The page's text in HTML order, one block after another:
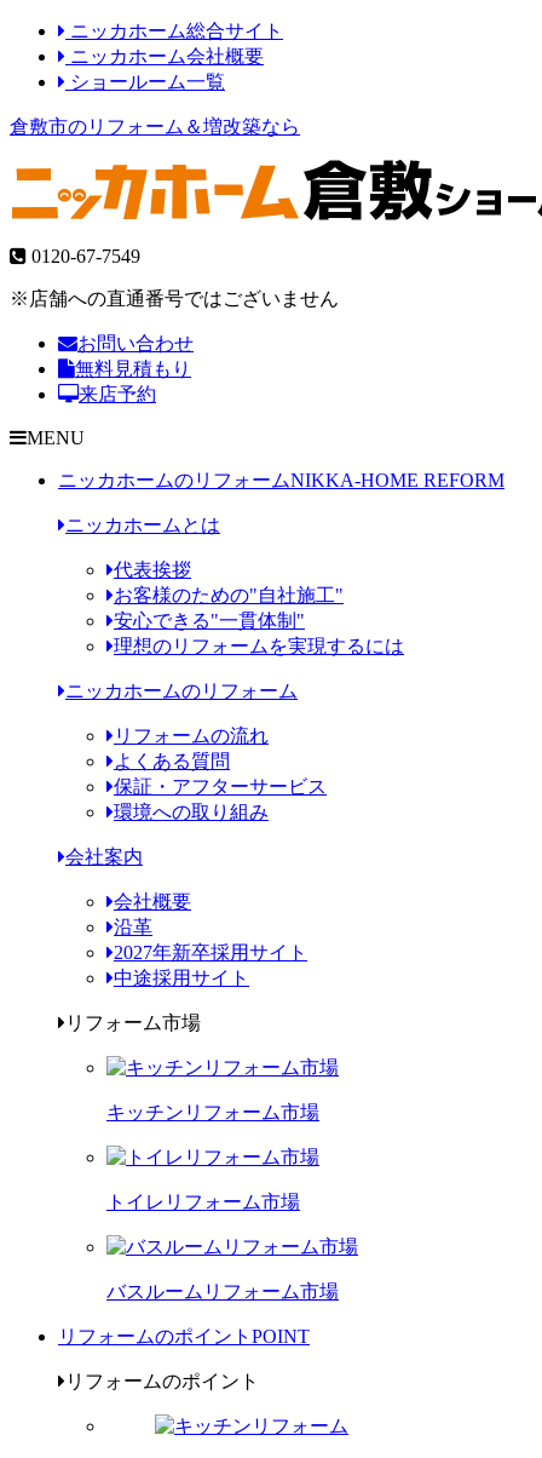
ニッカホーム総合サイト
ニッカホーム会社概要
ショールーム一覧
倉敷市のリフォーム＆増改築なら
0120-67-7549
※店舗への直通番号ではございません
お問い合わせ
無料見積もり
来店予約
MENU
ニッカホームのリフォームNIKKA-HOME REFORM
ニッカホームとは
代表挨拶
お客様のための"自社施工"
安心できる"一貫体制"
理想のリフォームを実現するには
ニッカホームのリフォーム
リフォームの流れ
よくある質問
保証・アフターサービス
環境への取り組み
会社案内
会社概要
沿革
2027年新卒採用サイト
中途採用サイト
リフォーム市場
キッチンリフォーム市場
トイレリフォーム市場
バスルームリフォーム市場
リフォームのポイント POINT
リフォームのポイント